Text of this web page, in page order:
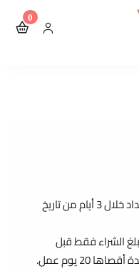
مايكرولوت للقهوة
0
يكون الطلب ملغي في حال عدم السداد خلال 3 أيام من تاريخ
الشراء فقط قبل
20 يوم عمل.